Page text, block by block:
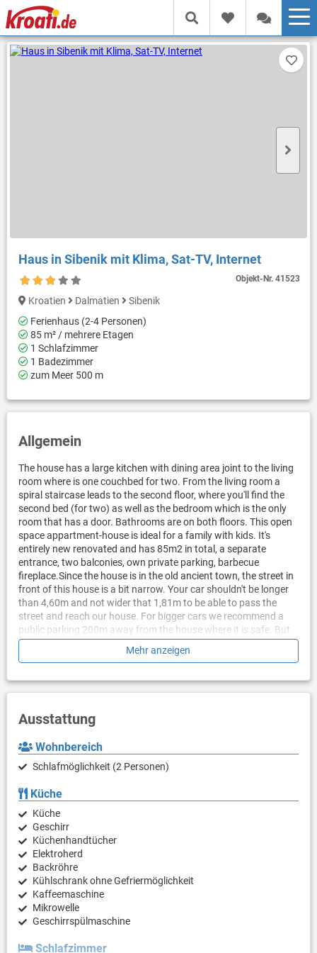
Haus in Sibenik mit Klima, Sat-TV, Internet
Objekt-Nr.41523
Kroatien Dalmatien
Sibenik
Ferienhaus (2-4 Personen)
85 m² / mehrere Etagen
1 Schlafzimmer
1 Badezimmer
zum Meer 500 m
Allgemein
The house has a large kitchen with dining area joint to the living
room where is one couchbed for two. From the living room a
spiral staircase leads to the second floor, where you'll find the
second bed (for two) as well as the bedroom which is the only
room that has a door. Bathrooms are on both floors. This open
space appartment-house is ideal for a family with kids. It's
entirely new renovated and has 85m2 in total, a separate
entrance, two balconies, own private parking, barbecue
fireplace.Since the house is in the old ancient town, the street in
front of this house is a bit narrow. Your car shouldn't be longer
than 4,60m and not wider that 1,81m to be able to pass the
street and reach our house. For bigger cars we recommend a
public parking 200m away from the house where it is safe. But
in summertime it's often packed and occupied because of high
Mehr anzeigen
Ausstattung
Wohnbereich
Schlafmöglichkeit (2 Personen)
Küche
Küche
Geschirr
Küchenhandtücher
Elektroherd
Backröhre
Kühlschrank ohne Gefriermöglichkeit
Kaffeemaschine
Mikrowelle
Geschirrspülmaschine
Schlafzimmer